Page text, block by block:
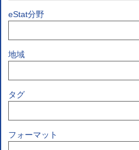
eStat分野
地域
タグ
フォーマット